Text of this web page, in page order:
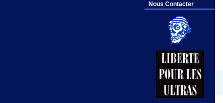
Nous Contacter